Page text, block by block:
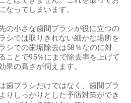
なってしまいます。
の小さな歯間ブラシが役に立つの
シでは取りきれない細かな場所を
シでの歯垢除去は58％なのに対
ことで95％にまで除去率を上げて
果の高さが伺えます。
歯ブラシだけではなく、歯間ブラ
りしっかりとした予防対策ができ